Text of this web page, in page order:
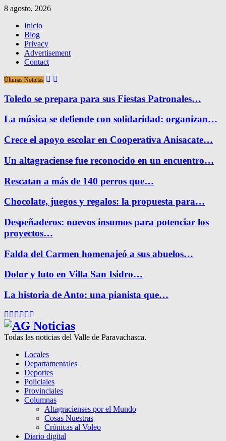
8 agosto, 2026
Inicio
Blog
Privacy
Advertisement
Contact
Últimas Noticias
Toledo se prepara para sus Fiestas Patronales…
La música se defiende con solidaridad: organizan…
Crece el apoyo escolar en Cooperativa Anisacate…
Un altagraciense fue reconocido en un encuentro…
Rescatan a más de 140 perros que…
Chocolate, juegos y regalos: la propuesta para…
Despeñaderos: nuevos insumos para potenciar los
proyectos…
Falda del Carmen homenajeó a sus abuelos…
Dolor y luto en Villa San Isidro…
La historia de Anto: una pianista que…
Facebook
Twitter
Instagram
Pinterest
Google
Todas las noticias del Valle de Paravachasca.
Locales
Departamentales
Deportes
Policiales
Provinciales
Columnas
Altagracienses por el Mundo
Cosas Nuestras
Crónicas al Voleo
Diario digital